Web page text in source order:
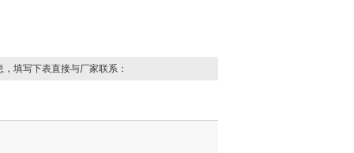
填写下表直接与厂家联系：